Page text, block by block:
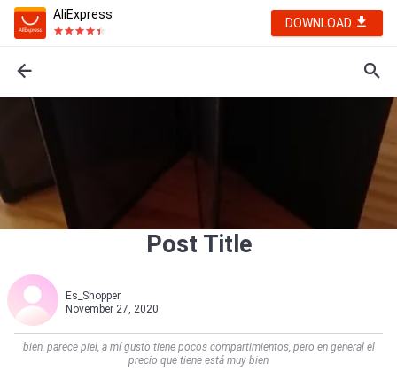
AliExpress
DOWNLOAD
Post Title
Es_Shopper
November 27, 2020
bien, parece piel, a mí gusto tiene pocos compartimientos, pero en general el
precio que tiene está muy bien